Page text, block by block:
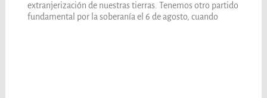
extranjerización de nuestras tierras. Tenemos otro partido
fundamental por la soberanía el 6 de agosto, cuando